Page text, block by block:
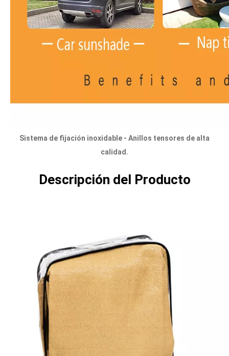
Sistema de fijación inoxidable - Anillos tensores de alta
calidad.
Descripción del Producto